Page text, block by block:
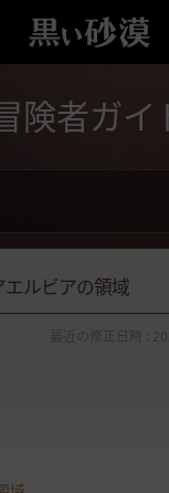
険者ガイ
ルビアの領域